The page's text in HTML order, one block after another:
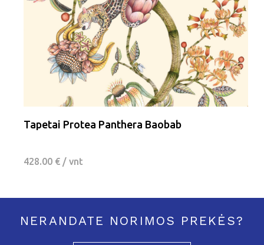
Tapetai Protea Panthera Baobab
428.00 € / vnt
NERANDATE NORIMOS PREKĖS?